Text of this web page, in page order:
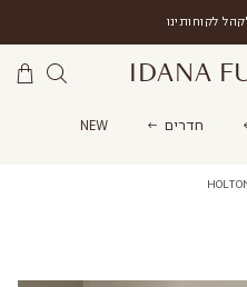
לקוחותינו
IDANA
חדרים NEW